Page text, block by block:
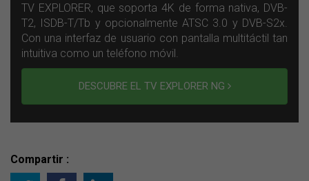
TV EXPLORER, que soporta 4K de forma nativa, DVB-
T2, ISDB-T/Tb y opcionalmente ATSC 3.0 y DVB-S2x.
Con una interfaz de usuario con pantalla multitáctil tan
intuitiva como un teléfono móvil.
DESCUBRE EL TV EXPLORER NG
Compartir :